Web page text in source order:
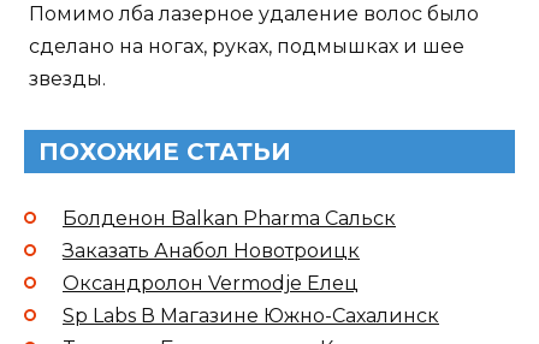
Помимо лба лазерное удаление волос было
сделано на ногах, руках, подмышках и шее
звезды.
ПОХОЖИЕ СТАТЬИ
Болденон Balkan Pharma Сальск
Заказать Анабол Новотроицк
Оксандролон Vermodje Елец
Sp Labs В Магазине Южно-Сахалинск